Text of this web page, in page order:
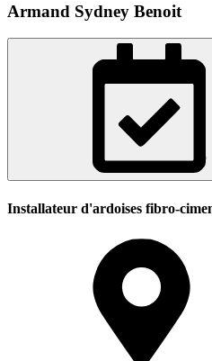
Armand Sydney Benoit
Installateur d'ardoises fibro-